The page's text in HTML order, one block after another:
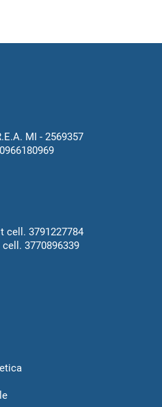
MI - 2569357
cell. 3791227784
cell. 3770896339